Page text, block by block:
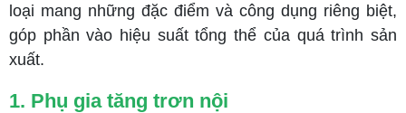
loại mang những đặc điểm và công dụng riêng biệt,
góp phần vào hiệu suất tổng thể của quá trình sản
xuất.
1. Phụ gia tăng trơn nội